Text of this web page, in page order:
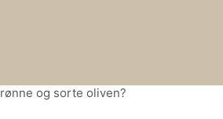
og sorte oliven?